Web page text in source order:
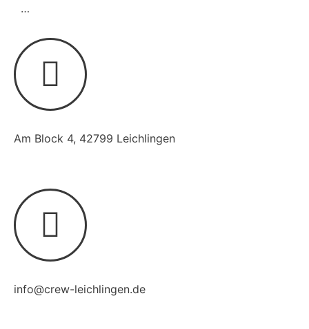
…
Am Block 4, 42799 Leichlingen
info@crew-leichlingen.de